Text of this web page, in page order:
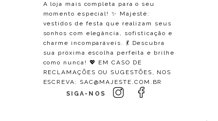
A loja mais completa para o seu
momento especial! ✨ Majesté:
vestidos de festa que realizam seus
sonhos com elegância, sofisticação e
charme incomparáveis. 💃 Descubra
sua próxima escolha perfeita e brilhe
como nunca! 💖 EM CASO DE
RECLAMAÇÕES OU SUGESTÕES, NOS
ESCREVA: SAC@MAJESTE.COM.BR
SIGA-NOS